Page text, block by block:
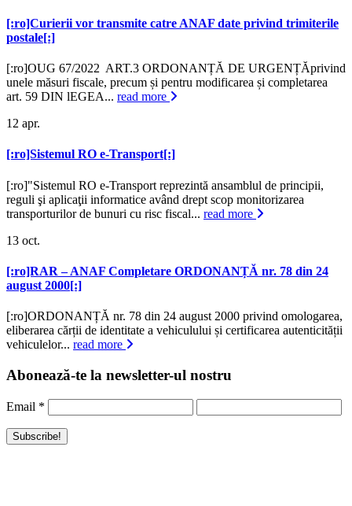
[:ro]Curierii vor transmite catre ANAF date privind trimiterile
postale[:]
[:ro]OUG 67/2022 ART.3 ORDONANȚĂ DE URGENȚĂprivind
unele măsuri fiscale, precum și pentru modificarea și completarea
art. 59 DIN lEGEA... read more
12 apr.
[:ro]Sistemul RO e-Transport[:]
[:ro]"Sistemul RO e-Transport reprezintă ansamblul de principii,
reguli şi aplicaţii informatice având drept scop monitorizarea
transporturilor de bunuri cu risc fiscal... read more
13 oct.
[:ro]RAR – ANAF Completare ORDONANȚĂ nr. 78 din 24
august 2000[:]
[:ro]ORDONANȚĂ nr. 78 din 24 august 2000 privind omologarea,
eliberarea cărții de identitate a vehiculului și certificarea autenticității
vehiculelor... read more
Abonează-te la newsletter-ul nostru
Email *